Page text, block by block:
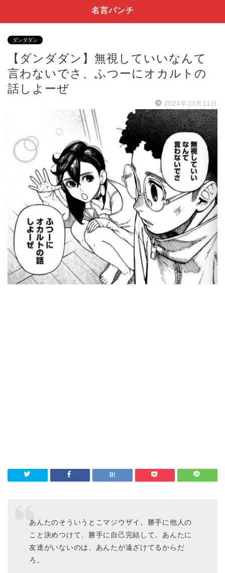
名言パンチ
ダンダダン
【ダンダダン】無視していいなんて
言わないでさ、ふつーにオカルトの
話しよーぜ
2024年10月11日
あんたのそういうとこマジウザイ。勝手に他人の
こと決めつけて、勝手に自己完結して。あんたに
友達がいないのは、あんたが遠ざけてるからだ
ろ。